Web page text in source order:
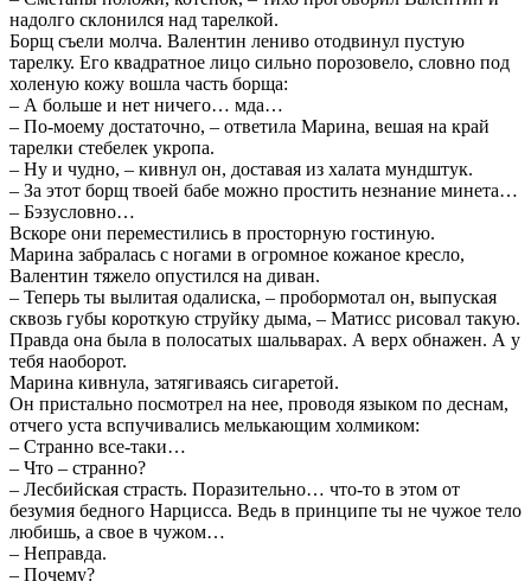
надолго склонился над тарелкой.
Борщ съели молча. Валентин лениво отодвинул пустую
тарелку. Его квадратное лицо сильно порозовело, словно под
холеную кожу вошла часть борща:
– А больше и нет ничего… мда…
– По-моему достаточно, – ответила Марина, вешая на край
тарелки стебелек укропа.
– Ну и чудно, – кивнул он, доставая из халата мундштук.
– За этот борщ твоей бабе можно простить незнание минета…
– Бэзусловно…
Вскоре они переместились в просторную гостиную.
Марина забралась с ногами в огромное кожаное кресло,
Валентин тяжело опустился на диван.
– Теперь ты вылитая одалиска, – пробормотал он, выпуская
сквозь губы короткую струйку дыма, – Матисс рисовал такую.
Правда она была в полосатых шальварах. А верх обнажен. А у
тебя наоборот.
Марина кивнула, затягиваясь сигаретой.
Он пристально посмотрел на нее, проводя языком по деснам,
отчего уста вспучивались мелькающим холмиком:
– Странно все-таки…
– Что – странно?
– Лесбийская страсть. Поразительно… что-то в этом от
безумия бедного Нарцисса. Ведь в принципе ты не чужое тело
любишь, а свое в чужом…
– Неправда.
– Почему?